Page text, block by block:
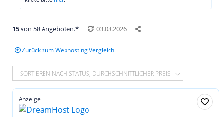
15von 58 Angeboten.* 03.08.2026
Zurück zum Webhosting Vergleich
SORTIEREN NACH STATUS, DURCHSCHNITTLICHER PREIS
Anzeige